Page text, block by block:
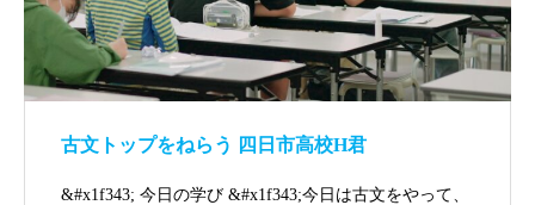
古文トップをねらう 四日市高校H君
&#x1f343; 今日の学び &#x1f343;今日は古文をやって、